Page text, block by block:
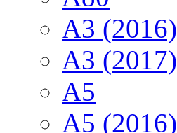
A3 (2016)
A3 (2017)
A5
A5 (2016)